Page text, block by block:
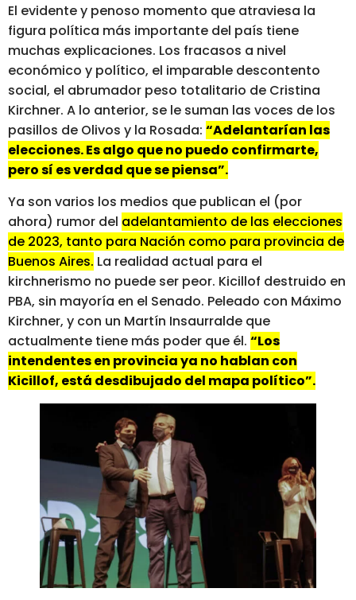
El evidente y penoso momento que atraviesa la
figura política más importante del país tiene
muchas explicaciones. Los fracasos a nivel
económico y político, el imparable descontento
social, el abrumador peso totalitario de Cristina
Kirchner. A lo anterior, se le suman las voces de los
pasillos de Olivos y la Rosada: “Adelantarían las
elecciones. Es algo que no puedo confirmarte,
pero sí es verdad que se piensa”.
Ya son varios los medios que publican el (por
ahora) rumor del adelantamiento de las elecciones
de 2023, tanto para Nación como para provincia de
Buenos Aires. La realidad actual para el
kirchnerismo no puede ser peor. Kicillof destruido en
PBA, sin mayoría en el Senado. Peleado con Máximo
Kirchner, y con un Martín Insaurralde que
actualmente tiene más poder que él. “Los
intendentes en provincia ya no hablan con
Kicillof, está desdibujado del mapa político”.